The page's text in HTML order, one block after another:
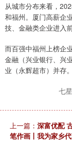
从城市分布来看，
和福州。厦门高薪企
技、金融类企业进入
而百强中福州上榜企
金融（兴业银行、兴
业（永辉超市）并存。
七
上一篇： 深富优配
笔作画丨我为家乡